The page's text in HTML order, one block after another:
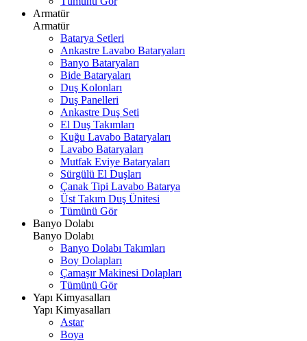
Armatür
Armatür
Batarya Setleri
Ankastre Lavabo Bataryaları
Banyo Bataryaları
Bide Bataryaları
Duş Kolonları
Duş Panelleri
Ankastre Duş Seti
El Duş Takımları
Kuğu Lavabo Bataryaları
Lavabo Bataryaları
Mutfak Eviye Bataryaları
Sürgülü El Duşları
Çanak Tipi Lavabo Batarya
Üst Takım Duş Ünitesi
Tümünü Gör
Banyo Dolabı
Banyo Dolabı
Banyo Dolabı Takımları
Boy Dolapları
Çamaşır Makinesi Dolapları
Tümünü Gör
Yapı Kimyasalları
Yapı Kimyasalları
Astar
Boya